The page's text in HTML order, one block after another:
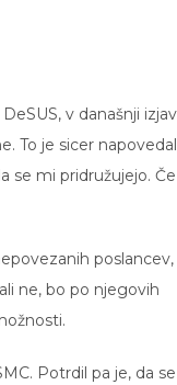
v današnji
To je sicer napovedal
se mi pridružujejo.
poslancev,
ne, bo po njegovih
Potrdil pa je, da